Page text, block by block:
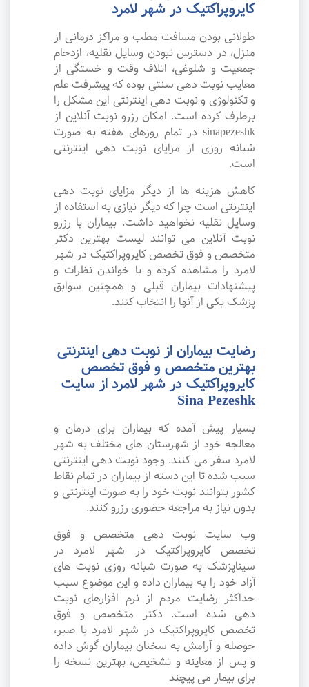
کایروپراکتیک در شهر لامرد
طولانی بودن مسافت مطب و مراکز درمانی از
منزل، در دسترس نبودن وسایل نقلیه، ازدحام
جمعیت و شلوغی، اتلاف وقت و خستگی از
معایب نوبت دهی سنتی بوده که پیشرفت علم
و تکنولوژی و نوبت دهی اینترنتی این مشکل را
برطرف کرده است. امکان رزرو نوبت آنلاین از
sinapezeshk در تمام روزهای هفته به صورت
شبانه روزی از مزایای نوبت دهی اینترنتی
است.
کاهش هزینه ها از دیگر مزایای نوبت دهی
اینترنتی است چرا که دیگر نیازی به استفاده از
وسایل نقلیه نخواهید داشت. بیماران با رزرو
نوبت آنلاین می توانند لیست بهترین دکتر
متخصص و فوق تخصص کایروپراکتیک در شهر
لامرد را مشاهده کرده و با خواندن نظرات و
پیشنهادات بیماران قبلی و همچنین سوابق
پزشک یکی از آنها را انتخاب کنند.
رضایت بیماران از نوبت دهی اینترنتی
بهترین متخصص و فوق تخصص
کایروپراکتیک در شهر لامرد از سایت
Sina Pezeshk
بسیار پیش آمده که بیماران برای درمان و
معالجه خود از شهرستان های مختلف به شهر
لامرد سفر می کنند. وجود نوبت دهی اینترنتی
سبب شده تا این دسته از بیماران در تمام نقاط
کشور بتوانند نوبت خود را به صورت اینترنتی و
بدون نیاز به مراجعه حضوری رزرو کنند.
وب سایت نوبت دهی متخصص و فوق
تخصص کایروپراکتیک در شهر لامرد در
سیناپزشک به صورت شبانه روزی نوبت های
آزاد خود را به بیماران داده و این موضوع سبب
حداکثر رضایت مردم از نرم افزارهای نوبت
دهی شده است. دکتر متخصص و فوق
تخصص کایروپراکتیک در شهر لامرد با صبر،
حوصله و آرامش به سخنان بیماران گوش داده
و پس از معاینه و تشخیص، بهترین نسخه را
برای بیمار می پیچند